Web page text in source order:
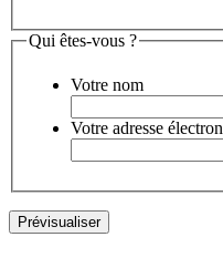
Qui êtes-vous ?
Votre nom
Votre adresse